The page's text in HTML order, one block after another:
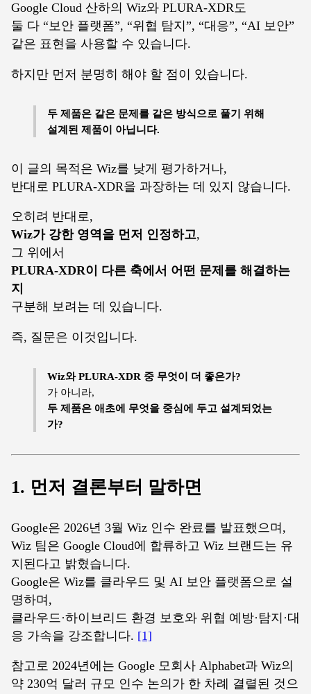
Google Cloud 산하의 Wiz와 PLURA-XDR도
둘 다 “보안 플랫폼”, “위협 탐지”, “대응”, “AI 보안”
같은 표현을 사용할 수 있습니다.
하지만 먼저 분명히 해야 할 점이 있습니다.
두 제품은 같은 문제를 같은 방식으로 풀기 위해
설계된 제품이 아닙니다.
이 글의 목적은 Wiz를 낮게 평가하거나,
반대로 PLURA-XDR을 과장하는 데 있지 않습니다.
오히려 반대로,
Wiz가 강한 영역을 먼저 인정하고,
그 위에서
PLURA-XDR이 다른 축에서 어떤 문제를 해결하는
지
구분해 보려는 데 있습니다.
즉, 질문은 이것입니다.
Wiz와 PLURA-XDR 중 무엇이 더 좋은가?
가 아니라,
두 제품은 애초에 무엇을 중심에 두고 설계되었는
가?
1. 먼저 결론부터 말하면
Google은 2026년 3월 Wiz 인수 완료를 발표했으며,
Wiz 팀은 Google Cloud에 합류하고 Wiz 브랜드는 유
지된다고 밝혔습니다.
Google은 Wiz를 클라우드 및 AI 보안 플랫폼으로 설
명하며,
클라우드·하이브리드 환경 보호와 위협 예방·탐지·대
응 가속을 강조합니다. [1]
참고로 2024년에는 Google 모회사 Alphabet과 Wiz의
약 230억 달러 규모 인수 논의가 한 차례 결렬된 것으